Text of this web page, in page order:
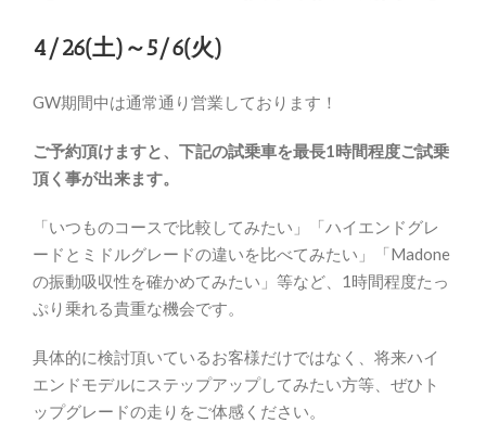
4/26(土)～5/6(火)
GW期間中は通常通り営業しております！
ご予約頂けますと、下記の試乗車を最長1時間程度ご試乗
頂く事が出来ます。
「いつものコースで比較してみたい」「ハイエンドグレ
ードとミドルグレードの違いを比べてみたい」「Madone
の振動吸収性を確かめてみたい」等など、1時間程度たっ
ぷり乗れる貴重な機会です。
具体的に検討頂いているお客様だけではなく、将来ハイ
エンドモデルにステップアップしてみたい方等、ぜひト
ップグレードの走りをご体感ください。